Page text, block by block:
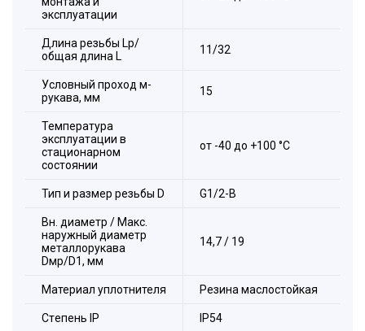
Состав комплекта:
1. Заземляющая гайка,
эксплуатации
Длина резьбы Lp/
общая длина L
11/32
Условный проход м-
рукава, мм
15
Температура
эксплуатации в
стационарном
состоянии
от -40 до +100 °С
Тип и размер резьбы D G1/2-B
Вн. диаметр / Макс.
наружный диаметр
металлорукава
Dмр/D1, мм
14,7 / 19
Материал уплотнителя Резина маслостойкая
Стeпень IP IP54